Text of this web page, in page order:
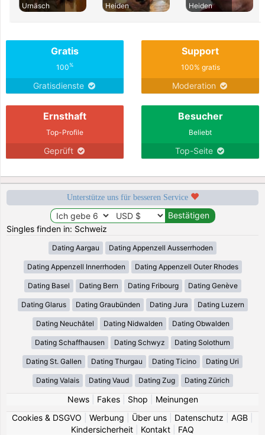
Urnäsch
Heiden
Heiden
Gratis
100%
Gratisdienste
Support
100% gratis
Moderation
Ernsthaft
Top-Profile
Geprüft
Besucher
Beliebt
Top-Seite
Unterstütze uns für besseren Service
Singles finden in: Schweiz
Dating Aargau Dating Appenzell Ausserrhoden
Dating Appenzell Innerrhoden Dating Appenzell Outer Rhodes
Dating Basel Dating Bern Dating Fribourg Dating Genève
Dating Glarus Dating Graubünden Dating Jura Dating Luzern
Dating Neuchâtel Dating Nidwalden Dating Obwalden
Dating Schaffhausen Dating Schwyz Dating Solothurn
Dating St. Gallen Dating Thurgau Dating Ticino Dating Uri
Dating Valais Dating Vaud Dating Zug Dating Zürich
News| Fakes| Shop
Meinungen
Cookies & DSGVO
Werbung Über uns Datenschutz AGB
Kindersicherheit
Kontakt FAQ